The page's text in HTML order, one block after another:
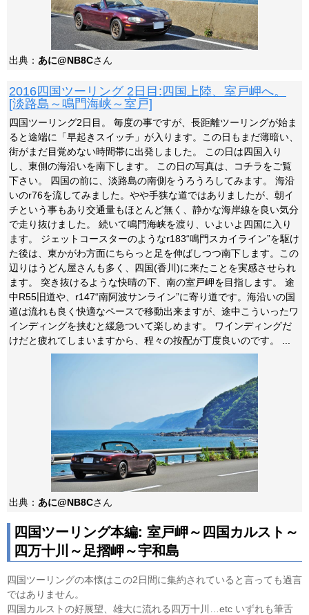
出典： あに@NB8Cさん
2016四国ツーリング 2日目:四国上陸、室戸岬へ。
[淡路島～鳴門海峡～室戸]
四国ツーリング2日目。 毎度の事ですが、長距離ツーリングが始ま
ると途端に「早起きスイッチ」が入ります。この日もまだ薄暗い、
街がまだ目覚めない時間帯に出発しました。 この日は四国入り
し、東側の海沿いを南下します。 この日の写真は、コチラをご覧
下さい。 四国の前に、淡路島の南側をうろうろしてみます。 海沿
いのr76を流してみました。やや手狭な道ではありましたが、朝イ
チという事もあり交通量もほとんど無く、静かな海岸線を良い気分
で走り抜けました。 続いて鳴門海峡を渡り、いよいよ四国に入り
ます。 ジェットコースターのようなr183“鳴門スカイライン”を駆け
た後は、東かがわ方面にちらっと足を伸ばしつつ南下します。この
辺りはうどん屋さんも多く、四国(香川)に来たことを実感させられ
ます。 突き抜けるような快晴の下、南の室戸岬を目指します。 途
中R55旧道や、r147“南阿波サンライン”に寄り道です。海沿いの国
道は流れも良く快適なペースで移動出来ますが、途中こういったワ
インディングを挟むと緩急ついて楽しめます。 ワインディングだ
けだと疲れてしまいますから、程々の按配が丁度良いのです。 ...
出典： あに@NB8Cさん
四国ツーリング本編: 室戸岬～四国カルスト～
四万十川～足摺岬～宇和島
四国ツーリングの本懐はこの2日間に集約されていると言っても過言
ではありません。
四国カルストの好展望、雄大に流れる四万十川…etc いずれも筆舌